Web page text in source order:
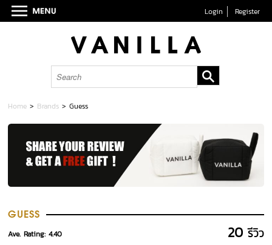
Login Register
Home > Brands >Guess
GUESS
20รีวิว
Ave. Rating: 4.40